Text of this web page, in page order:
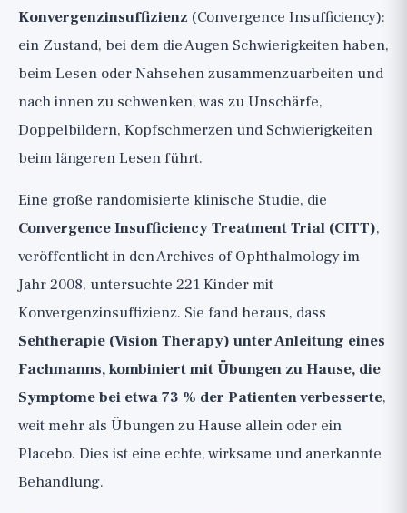
Konvergenzinsuffizienz (Convergence Insufficiency):
ein Zustand, bei dem die Augen Schwierigkeiten haben,
beim Lesen oder Nahsehen zusammenzuarbeiten und
nach innen zu schwenken, was zu Unschärfe,
Doppelbildern, Kopfschmerzen und Schwierigkeiten
beim längeren Lesen führt.
Eine große randomisierte klinische Studie, die
Convergence Insufficiency Treatment Trial (CITT),
veröffentlicht in den Archives of Ophthalmology im
Jahr 2008, untersuchte 221 Kinder mit
Konvergenzinsuffizienz. Sie fand heraus, dass
Sehtherapie (Vision Therapy) unter Anleitung eines
Fachmanns, kombiniert mit Übungen zu Hause, die
Symptome bei etwa 73 % der Patienten verbesserte,
weit mehr als Übungen zu Hause allein oder ein
Placebo. Dies ist eine echte, wirksame und anerkannte
Behandlung.